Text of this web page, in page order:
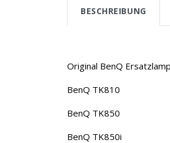
BESCHREIBUNG
Original BenQ
BenQ TK810
BenQ TK850
BenQ TK850i